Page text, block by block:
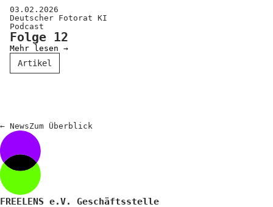
03.02.2026
Deutscher Fotorat KI
Podcast
Folge 12
Mehr lesen →
Artikel
← NewsZum Überblick
FREELENS e.V. Geschäftsstelle